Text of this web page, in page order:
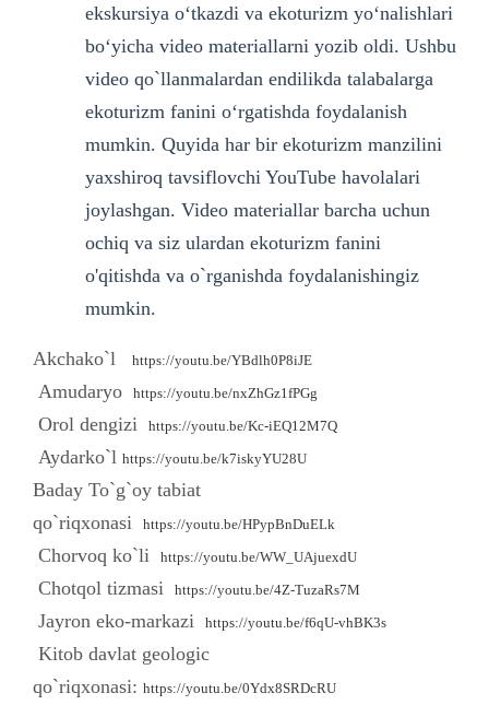
ekskursiya o‘tkazdi va ekoturizm yo‘nalishlari
bo‘yicha video materiallarni yozib oldi. Ushbu
video qo`llanmalardan endilikda talabalarga
ekoturizm fanini o‘rgatishda foydalanish
mumkin. Quyida har bir ekoturizm manzilini
yaxshiroq tavsiflovchi YouTube havolalari
joylashgan. Video materiallar barcha uchun
ochiq va siz ulardan ekoturizm fanini
o'qitishda va o`rganishda foydalanishingiz
mumkin.
Akchako`l https://youtu.be/YBdlh0P8iJE
Amudaryo https://youtu.be/nxZhGz1fPGg
Orol dengizi https://youtu.be/Kc-iEQ12M7Q
Aydarko`l https://youtu.be/k7iskyYU28U
Baday To`g`oy tabiat
qo`riqxonasi
https://youtu.be/HPypBnDuELk
Chorvoq ko`li https://youtu.be/WW_UAjuexdU
Chotqol tizmasi https://youtu.be/4Z-TuzaRs7M
Jayron eko-markazi https://youtu.be/f6qU-vhBK3s
Kitob davlat geologic
qo`riqxonasi: https://youtu.be/0Ydx8SRDcRU